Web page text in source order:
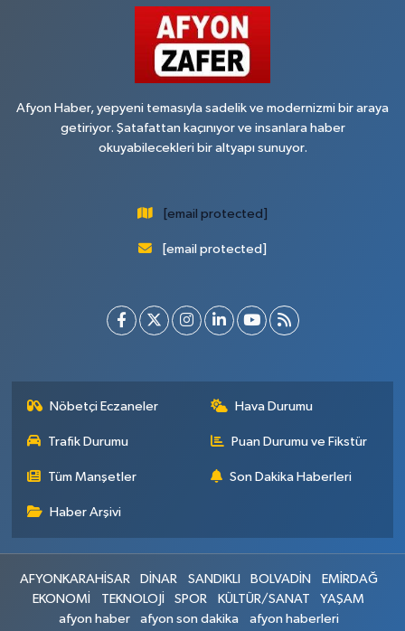
Afyon Haber, yepyeni temasıyla sadelik ve modernizmi bir araya
getiriyor. Şatafattan kaçınıyor ve insanlara haber
okuyabilecekleri bir altyapı sunuyor.
[email protected]
[email protected]
Nöbetçi Eczaneler Hava Durumu
Trafik Durumu Puan Durumu ve Fikstür
Tüm Manşetler Son Dakika Haberleri
Haber Arşivi
AFYONKARAHİSAR DİNAR SANDIKLI BOLVADİN
EMİRDAĞ
EKONOMİ
TEKNOLOJİ SPOR KÜLTÜR/SANAT
YAŞAM
afyon haber
afyon son dakika
afyon haberleri